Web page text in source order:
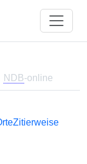
NDB-online
Zitierweise